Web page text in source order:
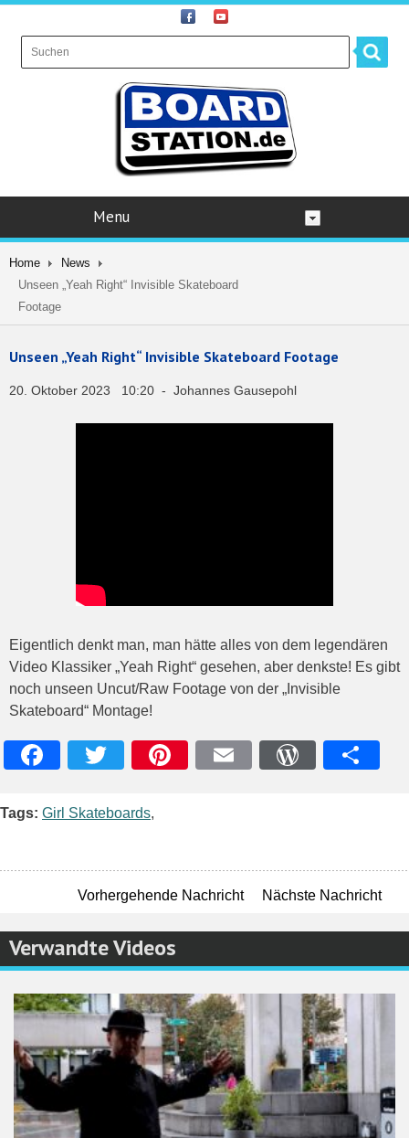
Menu
Home
News
Unseen „Yeah Right“ Invisible Skateboard
Footage
Unseen „Yeah Right“ Invisible Skateboard Footage
20. Oktober 2023 10:20 - Johannes Gausepohl
Eigentlich denkt man, man hätte alles von dem legendären
Video Klassiker „Yeah Right“ gesehen, aber denkste! Es gibt
noch unseen Uncut/Raw Footage von der „Invisible
Skateboard“ Montage!
Tags: Girl Skateboards,
Vorhergehende Nachricht Nächste Nachricht
Verwandte Videos